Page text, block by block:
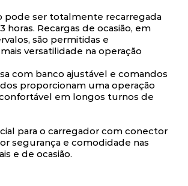
pode ser totalmente recarregada
horas. Recargas de ocasião, em
são permitidas e
versatilidade na operação
com banco ajustável e comandos
proporcionam uma operação
em longos turnos de
para o carregador com conector
segurança e comodidade nas
e de ocasião.